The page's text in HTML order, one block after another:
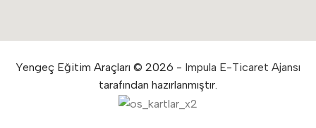
Yengeç Eğitim Araçları © 2026 - Impula E-Ticaret Ajansı
tarafından hazırlanmıştır.